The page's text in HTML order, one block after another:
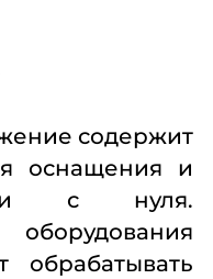
содержит
оснащения и
с нуля.
обрабатывать